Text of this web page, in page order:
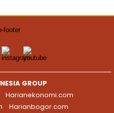
GROUP
Harianekonomi.com
Harianbogor.com